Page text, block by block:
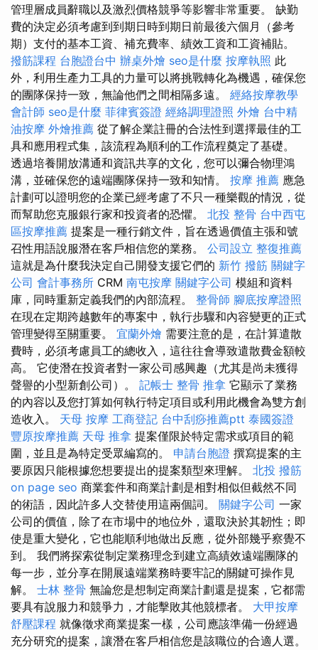
管理層成員辭職以及激烈價格競爭等影響非常重要。 缺勤
費的決定必須考慮到到期日時到期日前最後六個月（參考
期）支付的基本工資、補充費率、績效工資和工資補貼。
撥筋課程 台胞證台中 辦桌外燴 seo是什麼 按摩執照 此
外，利用生產力工具的力量可以將挑戰轉化為機遇，確保您
的團隊保持一致，無論他們之間相隔多遠。 經絡按摩教學
會計師 seo是什麼 菲律賓簽證 經絡調理證照 外燴 台中精
油按摩 外燴推薦 從了解企業註冊的合法性到選擇最佳的工
具和應用程式集，該流程為順利的工作流程奠定了基礎。
透過培養開放溝通和資訊共享的文化，您可以彌合物理鴻
溝，並確保您的遠端團隊保持一致和知情。 按摩 推薦 應急
計劃可以證明您的企業已經考慮了不只一種樂觀的情況，從
而幫助您克服銀行家和投資者的恐懼。 北投 整骨 台中西屯
區按摩推薦 提案是一種行銷文件，旨在透過價值主張和號
召性用語說服潛在客戶相信您的業務。 公司設立 整復推薦
這就是為什麼我決定自己開發支援它們的 新竹 撥筋 關鍵字
公司 會計事務所 CRM 南屯按摩 關鍵字公司 模組和資料
庫，同時重新定義我們的內部流程。 整骨師 腳底按摩證照
在現在定期跨越數年的專案中，執行步驟和內容變更的正式
管理變得至關重要。 宜蘭外燴 需要注意的是，在計算遣散
費時，必須考慮員工的總收入，這往往會導致遣散費金額較
高。 它使潛在投資者對一家公司感興趣（尤其是尚未獲得
聲譽的小型新創公司）。 記帳士 整骨 推拿 它顯示了業務
的內容以及您打算如何執行特定項目或利用此機會為雙方創
造收入。 天母 按摩 工商登記 台中刮痧推薦ptt 泰國簽證
豐原按摩推薦 天母 推拿 提案僅限於特定需求或項目的範
圍，並且是為特定受眾編寫的。 申請台胞證 撰寫提案的主
要原因只能根據您想要提出的提案類型來理解。 北投 撥筋
on page seo 商業套件和商業計劃是相對相似但截然不同
的術語，因此許多人交替使用這兩個詞。 關鍵字公司 一家
公司的價值，除了在市場中的地位外，還取決於其韌性；即
使是重大變化，它也能順利地做出反應，從外部幾乎察覺不
到。 我們將探索從制定業務理念到建立高績效遠端團隊的
每一步，並分享在開展遠端業務時要牢記的關鍵可操作見
解。 士林 整骨 無論您是想制定商業計劃還是提案，它都需
要具有說服力和競爭力，才能擊敗其他競標者。 大甲按摩
舒壓課程 就像徵求商業提案一樣，公司應該準備一份經過
充分研究的提案，讓潛在客戶相信您是該職位的合適人選。